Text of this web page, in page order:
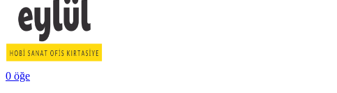
0 öğe